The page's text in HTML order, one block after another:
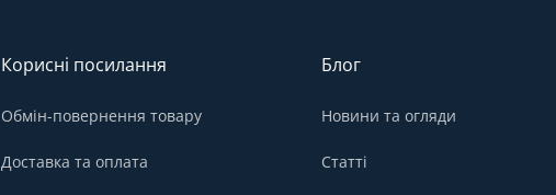
Корисні посилання
Обмін-повернення товару
Доставка та оплата
Блог
Новини та огляди
Статті